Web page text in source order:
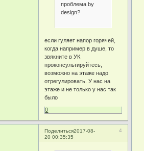
проблема by
design?
если гуляет напор горячей,
когда например в душе, то
звякните в УК
проконсультируйтесь,
возможно на этаже надо
отрегулировать. У нас на
этаже и не только у нас так
было
0
Поделиться 4
2017-08-
20 00:35:35